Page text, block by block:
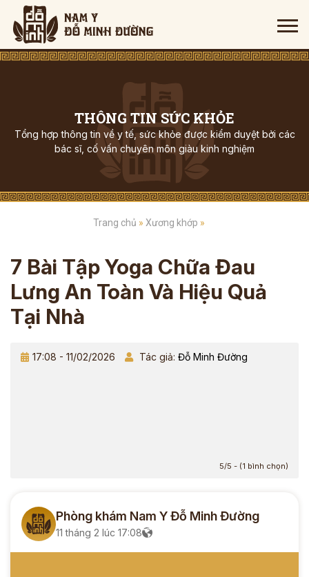
THÔNG TIN SỨC KHỎE
Tổng hợp thông tin về y tế, sức khỏe được kiểm duyệt bởi các
bác sĩ, cố vấn chuyên môn giàu kinh nghiệm
Trang chủ » Xương khớp »
7 Bài Tập Yoga Chữa Đau
Lưng An Toàn Và Hiệu Quả
Tại Nhà
17:08 - 11/02/2026 Tác giả: Đỗ Minh Đường
5/5 - (1 bình chọn)
Phòng khám Nam Y Đỗ Minh Đường
11 tháng 2 lúc 17:08